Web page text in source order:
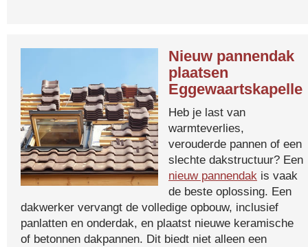
Nieuw pannendak
plaatsen
Eggewaartskapelle
Heb je last van
warmteverlies,
verouderde pannen of een
slechte dakstructuur? Een
nieuw pannendak is vaak
de beste oplossing. Een
dakwerker vervangt de volledige opbouw, inclusief
panlatten en onderdak, en plaatst nieuwe keramische
of betonnen dakpannen. Dit biedt niet alleen een